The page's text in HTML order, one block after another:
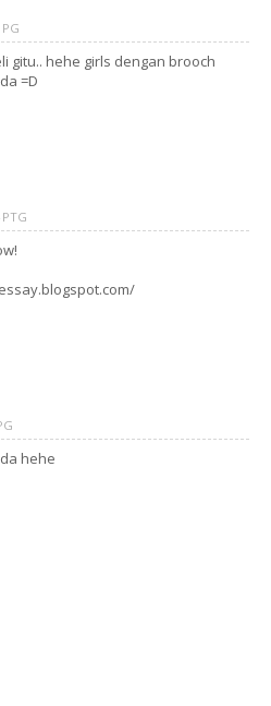
gitu.. hehe girls dengan brooch
=D
hehe